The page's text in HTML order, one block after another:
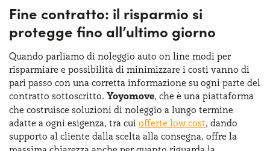
pagamento del bollo incluso nel canone senza leggerlo
nero su bianco. Chi vuole sapere come risparmiare su
noleggio auto deve tenerne conto per evitare brutte
sorprese relative a pagamenti inattesi.
Fine contratto: il risparmio si
protegge fino all’ultimo giorno
Quando parliamo di noleggio auto on line modi per
risparmiare e possibilità di minimizzare i costi vanno di
pari passo con una corretta informazione su ogni parte del
contratto sottoscritto. Yoyomove, che è una piattaforma
che costruisce soluzioni di noleggio a lungo termine
adatte a ogni esigenza, tra cui offerte low cost, dando
supporto al cliente dalla scelta alla consegna, offre la